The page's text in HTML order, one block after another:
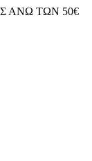
ΑΝΩ ΤΩΝ 50€